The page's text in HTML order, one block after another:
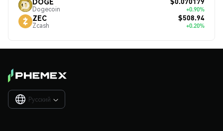
Dogecoin +0.90%
ZEC
Zcash
$508.94
+0.20%
Русский 